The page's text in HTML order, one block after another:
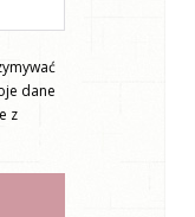
dane
z